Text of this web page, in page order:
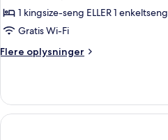
1 kingsize-seng ELLER 1 enkeltseng
Gratis Wi-Fi
Flere oplysninger
Flere
værelse